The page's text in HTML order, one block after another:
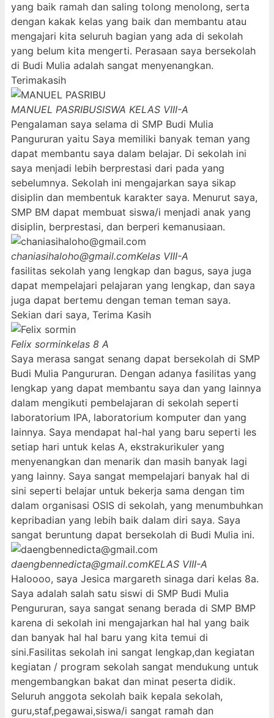
yang baik ramah dan saling tolong menolong, serta
dengan kakak kelas yang baik dan membantu atau
mengajari kita seluruh bagian yang ada di sekolah
yang belum kita mengerti. Perasaan saya bersekolah
di Budi Mulia adalah sangat menyenangkan.
Terimakasih
MANUEL PASRIBUSISWA KELAS VIII-A
Pengalaman saya selama di SMP Budi Mulia
Pangururan yaitu Saya memiliki banyak teman yang
dapat membantu saya dalam belajar. Di sekolah ini
saya menjadi lebih berprestasi dari pada yang
sebelumnya. Sekolah ini mengajarkan saya sikap
disiplin dan membentuk karakter saya. Menurut saya,
SMP BM dapat membuat siswa/i menjadi anak yang
disiplin, berprestasi, dan berperi kemanusiaan.
chaniasihaloho@gmail.comKelas VIII-A
fasilitas sekolah yang lengkap dan bagus, saya juga
dapat mempelajari pelajaran yang lengkap, dan saya
juga dapat bertemu dengan teman teman saya.
Sekian dari saya, Terima Kasih
Felix sorminkelas 8 A
Saya merasa sangat senang dapat bersekolah di SMP
Budi Mulia Pangururan. Dengan adanya fasilitas yang
lengkap yang dapat membantu saya dan yang lainnya
dalam mengikuti pembelajaran di sekolah seperti
laboratorium IPA, laboratorium komputer dan yang
lainnya. Saya mendapat hal-hal yang baru seperti les
setiap hari untuk kelas A, ekstrakurikuler yang
menyenangkan dan menarik dan masih banyak lagi
yang lainny. Saya sangat mempelajari banyak hal di
sini seperti belajar untuk bekerja sama dengan tim
dalam organisasi OSIS di sekolah, yang menumbuhkan
kepribadian yang lebih baik dalam diri saya. Saya
sangat beruntung dapat bersekolah di Budi Mulia ini.
daengbennedicta@gmail.comKELAS VIII-A
Haloooo, saya Jesica margareth sinaga dari kelas 8a.
Saya adalah salah satu siswi di SMP Budi Mulia
Pengururan, saya sangat senang berada di SMP BMP
karena di sekolah ini mengajarkan hal hal yang baik
dan banyak hal hal baru yang kita temui di
sini.Fasilitas sekolah ini sangat lengkap,dan kegiatan
kegiatan / program sekolah sangat mendukung untuk
mengembangkan bakat dan minat peserta didik.
Seluruh anggota sekolah baik kepala sekolah,
guru,staf,pegawai,siswa/i sangat ramah dan